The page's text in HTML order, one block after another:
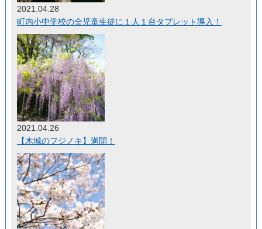
2021.04.28
町内小中学校の全児童生徒に１人１台タブレット導入！
2021.04.26
【木城のフジノキ】満開！